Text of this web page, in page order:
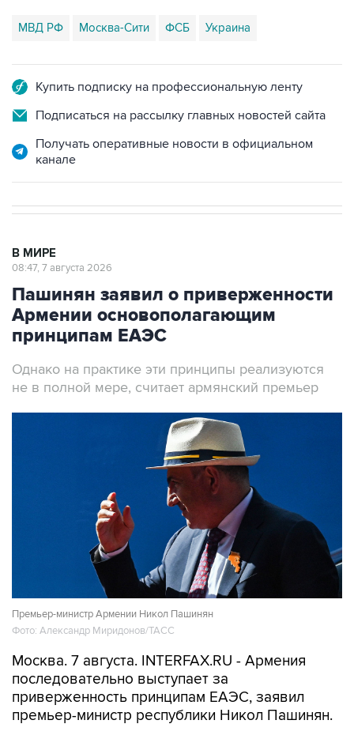
МВД РФ Москва-Сити ФСБ Украина
Купить подписку на профессиональную ленту
Подписаться на рассылку главных новостей сайта
Получать оперативные новости в официальном
канале
В МИРЕ
08:47, 7 августа 2026
Пашинян заявил о приверженности
Армении основополагающим
принципам ЕАЭС
Однако на практике эти принципы реализуются
не в полной мере, считает армянский премьер
Премьер-министр Армении Никол Пашинян
Фото: Александр Миридонов/ТАСС
Москва. 7 августа. INTERFAX.RU - Армения
последовательно выступает за
приверженность принципам ЕАЭС, заявил
премьер-министр республики Никол Пашинян.